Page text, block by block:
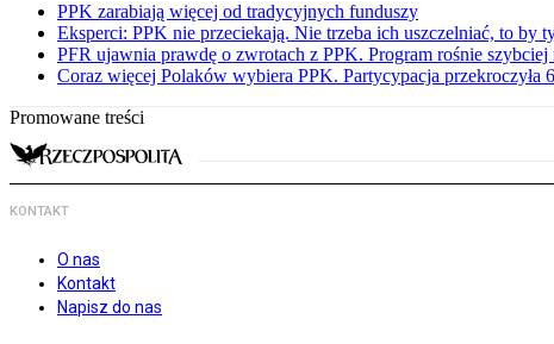
PPK zarabiają więcej od tradycyjnych funduszy
Eksperci: PPK nie przeciekają. Nie trzeba ich uszczelniać, to by
PFR ujawnia prawdę o zwrotach z PPK. Program rośnie szybciej
Coraz więcej Polaków wybiera PPK. Partycypacja przekroczyła
Promowane treści
KONTAKT
O nas
Kontakt
Napisz do nas